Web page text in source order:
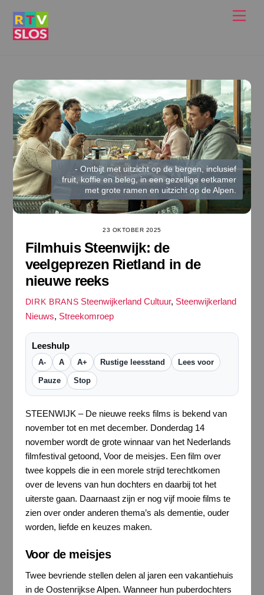
- Ontbijt met uitzicht op de bergen, inclusief
fruit, koffie en beleg, in een gezellige eetkamer
met grote ramen en uitzicht op de Alpen.
23 OKTOBER 2025
Filmhuis Steenwijk: de
veelgeprezen Rietland in de
nieuwe reeks
DIRK BRANS Steenwijkerland Cultuur, Steenwijkerland
Nieuws, Streekomroep
Leeshulp
A- A A+ Rustige leesstand Lees voor
Pauze Stop
STEENWIJK – De nieuwe reeks films is bekend van
november tot en met december. Donderdag 14
november wordt de grote winnaar van het Nederlands
filmfestival getoond, Voor de meisjes. Een film over
twee koppels die in een morele strijd terechtkomen
over de levens van hun dochters en daarbij tot het
uiterste gaan. Daarnaast zijn er nog vijf mooie films te
zien over onder anderen thema’s als dementie, ouder
worden, liefde en keuzes maken.
Voor de meisjes
Twee bevriende stellen delen al jaren een vakantiehuis
in de Oostenrijkse Alpen. Wanneer hun puberdochters